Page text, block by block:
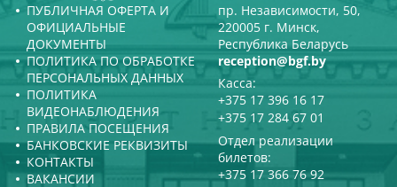
ПУБЛИЧНАЯ ОФЕРТА И
ОФИЦИАЛЬНЫЕ
ДОКУМЕНТЫ
ПОЛИТИКА ПО ОБРАБОТКЕ
ПЕРСОНАЛЬНЫХ ДАННЫХ
ПОЛИТИКА
ВИДЕОНАБЛЮДЕНИЯ
ПРАВИЛА ПОСЕЩЕНИЯ
БАНКОВСКИЕ РЕКВИЗИТЫ
КОНТАКТЫ
ВАКАНСИИ
пр. Независимости, 50,
220005 г. Минск,
Республика Беларусь
reception@bgf.by
Касса:
+375 17 396 16 17
+375 17 284 67 01
Отдел реализации
билетов:
+375 17 366 76 92